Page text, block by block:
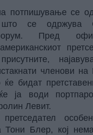
потпишување се
се одржува
Пред
членови на
ќе бидат
ја води
Левит.
претседател
Тони Блер, кој